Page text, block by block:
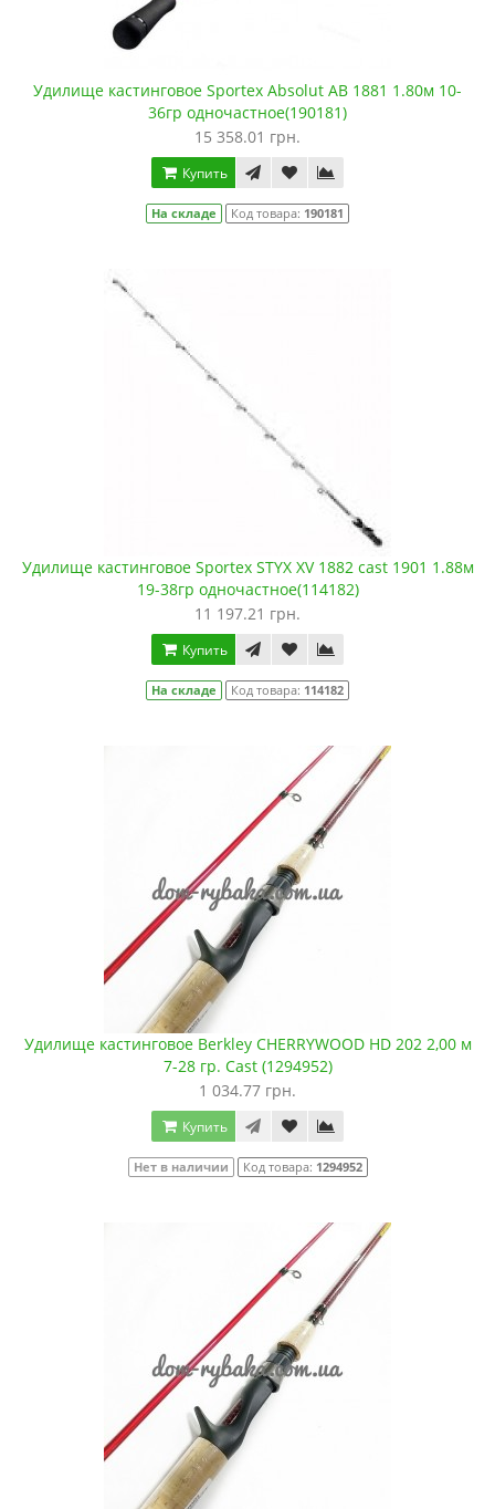
Удилище кастинговое Sportex Absolut AB 1881 1.80м 10-
36гр одночастное(190181)
15 358.01 грн.
Купить
На складе Код товара: 190181
Удилище кастинговое Sportex STYX XV 1882 cast 1901 1.88м
19-38гр одночастное(114182)
11 197.21 грн.
Купить
На складе Код товара: 114182
Удилище кастинговое Berkley CHERRYWOOD HD 202 2,00 м
7-28 гр. Cast (1294952)
1 034.77 грн.
Купить
Нет в наличии Код товара: 1294952